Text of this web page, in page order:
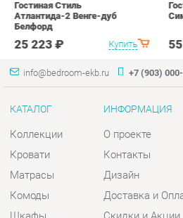
Коллекции
Кровати
Комоды
Зеркала
Столы
Мягкая мебель
Комплектующие
О проекте
Контакты
Доставка и Оплата
Гарантия
Помощь